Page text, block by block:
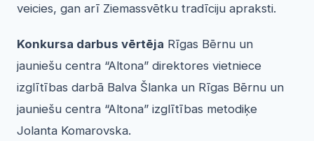
veicies, gan arī Ziemassvētku tradīciju apraksti.
Konkursa darbus vērtēja Rīgas Bērnu un
jauniešu centra “Altona” direktores vietniece
izglītības darbā Balva Šlanka un Rīgas Bērnu un
jauniešu centra “Altona” izglītības metodiķe
Jolanta Komarovska.